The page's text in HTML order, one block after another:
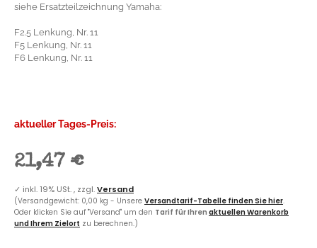
siehe Ersatzteilzeichnung Yamaha:
F2.5 Lenkung, Nr. 11
F5 Lenkung, Nr. 11
F6 Lenkung, Nr. 11
aktueller Tages-Preis:
21,47 €
✓ inkl. 19% USt. , zzgl.Versand
(Versandgewicht: 0,00 kg - Unsere Versandtarif-Tabelle finden Sie hier.
Oder klicken Sie auf "Versand" um den Tarif für Ihren aktuellen Warenkorb
und Ihrem Zielort zu berechnen.)